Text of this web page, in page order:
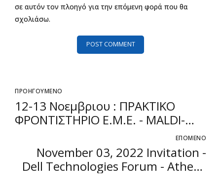
σε αυτόν τον πλοηγό για την επόμενη φορά που θα
σχολιάσω.
POST COMMENT
ΠΡΟΗΓΟΥΜΕΝΟ
12-13 Νοεμβριου : ΠΡΑΚΤΙΚΟ
ΦΡΟΝΤΙΣΤΗΡΙΟ E.M.E. - MALDI-
ΕΠΟΜΕΝΟ
November 03, 2022 Invitation -
Dell Technologies Forum - Athens